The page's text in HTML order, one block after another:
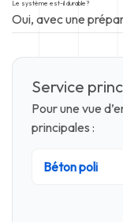
Le système est-il durable?
Oui, avec une
Service
Pour une vue
principales :
Béton poli